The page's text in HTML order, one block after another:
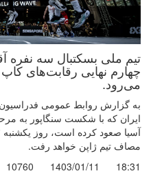
تیم ملی بسکتبال سه نفره
چهارم نهایی رقابت‌های
می‌رود.
به گزارش روابط عمومی فدراسیون
ایران که با شکست سنگاپور به
مصاف تیم ژاپن خواهد رفت.
18:31
1403/01/11
10760